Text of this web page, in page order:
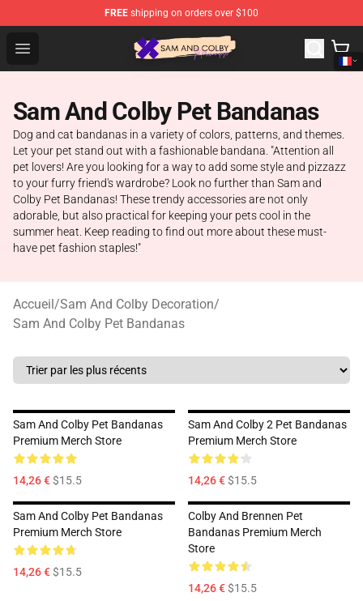
FREE shipping on orders over $100
Open menu
Sam And Colby Shop - Official Sam And Colby
Sam And Colby Pet Bandanas
Dog and cat bandanas in a variety of colors, patterns, and themes.
Let your pet stand out with a fashionable bandana. "Attention all
pet lovers! Are you looking for a way to add some style and pizzazz
to your furry friend's wardrobe? Look no further than Sam and
Colby Pet Bandanas! These trendy accessories are not only
adorable, but also practical for keeping your pets cool in the
summer heat. Keep reading to find out more about these must-
have pet fashion staples!"
Accueil/Sam And Colby Decoration/
Sam And Colby Pet Bandanas
Sam And Colby Pet Bandanas
Premium Merch Store
14,26 €$15.5
Sam And Colby 2 Pet Bandanas
Premium Merch Store
14,26 €$15.5
Sam And Colby Pet Bandanas
Premium Merch Store
14,26 €$15.5
Colby And Brennen Pet
Bandanas Premium Merch
Store
14,26 €$15.5